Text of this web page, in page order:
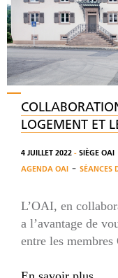
LOGEMENT ET
4 JUILLET 2022 - SIÈGE OAI
AGENDA OAI - SÉANCES
L’OAI, en
a l’avantage de
entre les